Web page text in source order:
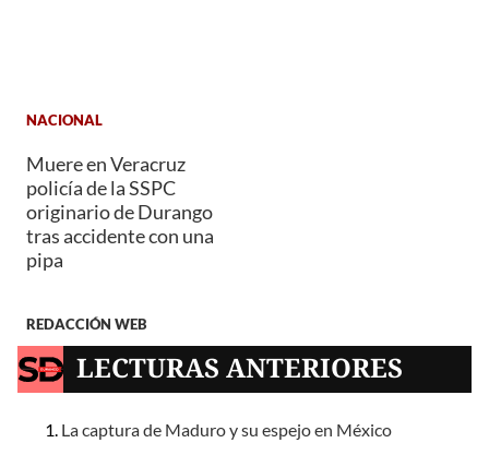
NACIONAL
Muere en Veracruz
policía de la SSPC
originario de Durango
tras accidente con una
pipa
REDACCIÓN WEB
LECTURAS ANTERIORES
La captura de Maduro y su espejo en México